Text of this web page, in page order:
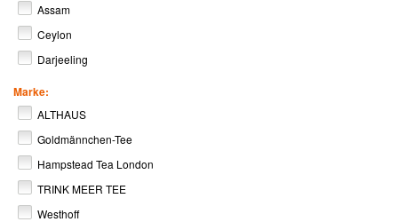
Assam
Ceylon
Darjeeling
Marke:
ALTHAUS
Goldmännchen-Tee
Hampstead Tea London
TRINK MEER TEE
Westhoff